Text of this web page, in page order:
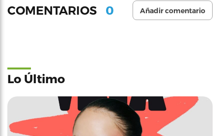
COMENTARIOS 0 Añadir comentario
Lo Último